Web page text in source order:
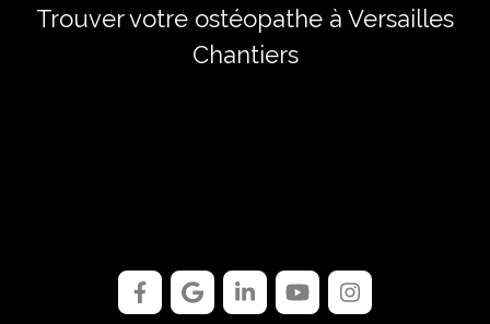
Trouver votre ostéopathe à Versailles
Chantiers